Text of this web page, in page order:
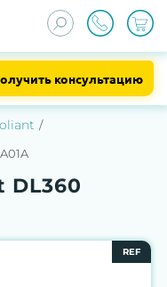
консультацию
DL360
REF